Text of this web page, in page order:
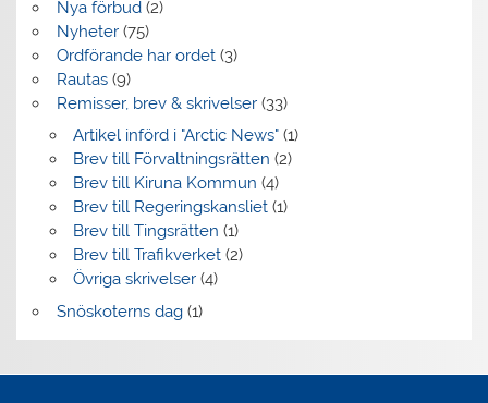
Nya förbud(2)
Nyheter(75)
Ordförande har ordet(3)
Rautas(9)
Remisser, brev & skrivelser(33)
Artikel införd i "Arctic News"(1)
Brev till Förvaltningsrätten (2)
Brev till Kiruna Kommun (4)
Brev till Regeringskansliet(1)
Brev till Tingsrätten (1)
Brev till Trafikverket(2)
Övriga skrivelser(4)
Snöskoterns dag(1)